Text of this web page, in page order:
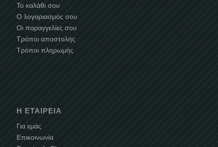
Το καλάθι σου
Ο λογαριασμός σου
Οι παραγγελίες σου
Τρόποι αποστολής
Τρόποι πληρωμής
Η ΕΤΑΙΡΕΊΑ
Για εμάς
Επικοινωνία